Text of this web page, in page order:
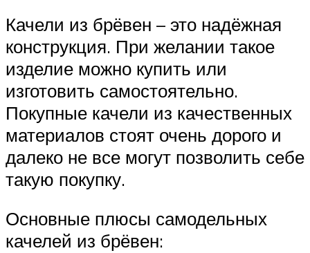
Качели из брёвен – это надёжная
конструкция. При желании такое
изделие можно купить или
изготовить самостоятельно.
Покупные качели из качественных
материалов стоят очень дорого и
далеко не все могут позволить себе
такую покупку.
Основные плюсы самодельных
качелей из брёвен: